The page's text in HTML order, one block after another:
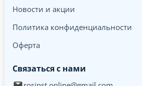
Новости и акции
Политика конфиденциальности
Оферта
Связаться с нами